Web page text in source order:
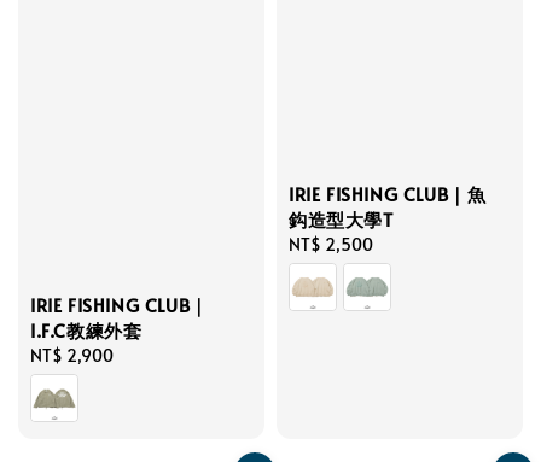
IRIE FISHING CLUB｜
I.F.C教練外套
Regular
price
NT$ 2,900
IRIE FISHING CLUB｜魚
鈎造型大學T
Regular
price
NT$ 2,500